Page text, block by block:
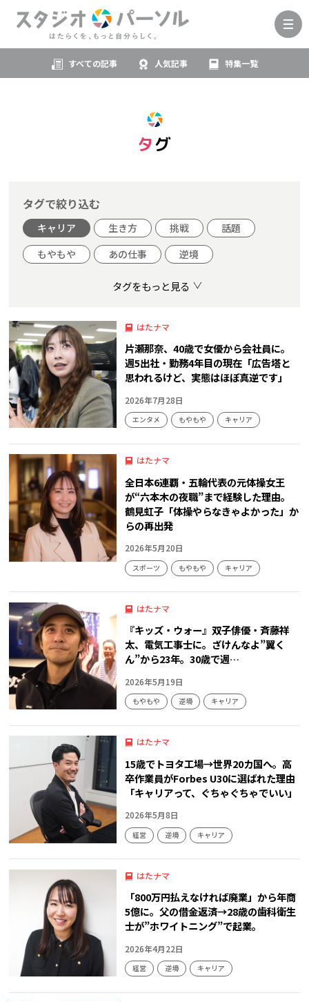
すべての記事 人気記事 特集一覧
タグ
タグで絞り込む
キャリア 生き方 挑戦
話題
もやもや
あの仕事 逆境
タグをもっと見る
はたナマ
片瀬那奈、40歳で女優から会社員に。
週5出社・勤務4年目の現在「広告塔と
思われるけど、実態はほぼ真逆です」
2026年7月28日
エンタメ もやもや キャリア
はたナマ
全日本6連覇・五輪代表の元体操女王
が“六本木の夜職”まで経験した理由。
鶴見虹子「体操やらなきゃよかった」か
らの再出発
2026年5月20日
スポーツ もやもや キャリア
はたナマ
『キッズ・ウォー』双子俳優・斉藤祥
太、電気工事士に。ざけんなよ”翼く
ん”から23年。30歳で週…
2026年5月19日
もやもや 逆境 キャリア
はたナマ
15歳でトヨタ工場→世界20カ国へ。高
卒作業員がForbes U30に選ばれた理由
「キャリアって、ぐちゃぐちゃでいい」
2026年5月8日
経営 逆境 キャリア
はたナマ
「800万円払えなければ廃業」から年商
5億に。父の借金返済→28歳の歯科衛生
士が”ホワイトニング”で起業。
2026年4月22日
経営 逆境 キャリア